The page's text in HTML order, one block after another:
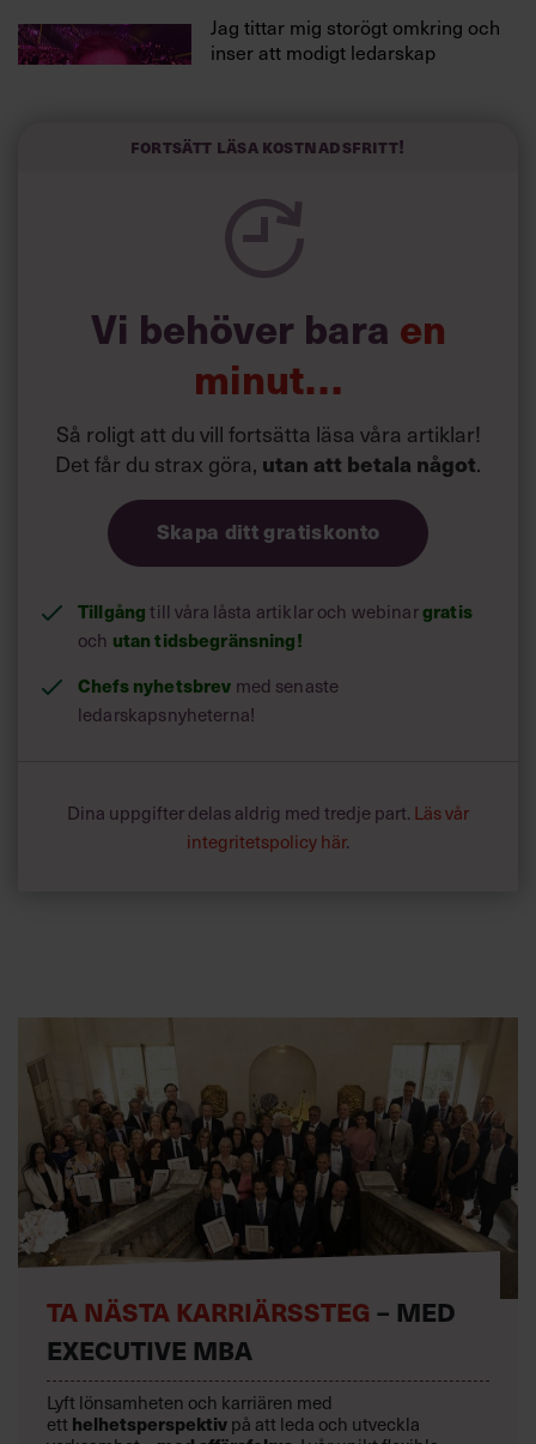
utbildningschef på
Chefakademin, och
Jag tittar mig storögt omkring och
inser att modigt ledarskap
Så här var det: I över 25 år hade vi
viktigaste ledarskapspris. Men
förra hösten satt vi på redaktionen
och kliade oss i våra huvuden. Det
var, och är, tuffa tider.
Fortsätt läsa kostnadsfritt!
Vi behöver bara en
minut…
Så roligt att du vill fortsätta läsa våra artiklar!
Det får du strax göra, utan att betala något.
Skapa ditt gratiskonto
Tillgångtill våra låsta artiklar och webinargratis
och utan tidsbegränsning!
Chefs nyhetsbrev med senaste
ledarskapsnyheterna!
Dina uppgifter delas aldrig med tredje part. Läs vår
integritetspolicy här.
TA NÄSTA KARRIÄRSSTEG – MED
EXECUTIVE MBA
Lyft lönsamheten och karriären med
ett helhetsperspektivpå att leda och utveckla